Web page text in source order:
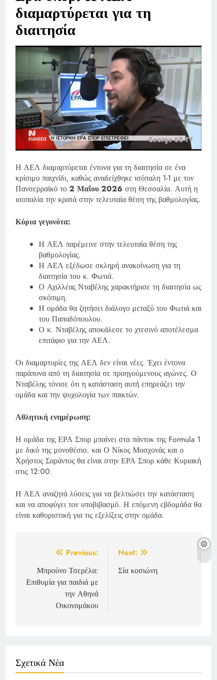
διαμαρτύρεται για τη
διαιτησία
Η ΑΕΛ διαμαρτύρεται έντονα για τη διαιτησία σε ένα
κρίσιμο παιχνίδι, καθώς αναδείχθηκε ισόπαλη 1-1 με τον
Πανσερραϊκό το 2 Μαΐου 2026 στη Θεσσαλία. Αυτή η
ισοπαλία την κρατά στην τελευταία θέση της βαθμολογίας.
Κύρια γεγονότα:
Η ΑΕΛ παρέμεινε στην τελευταία θέση της
βαθμολογίας.
Η ΑΕΛ εξέδωσε σκληρή ανακοίνωση για τη
διαιτησία του κ. Φωτιά.
Ο Αχιλλέας Νταβέλης χαρακτήρισε τη διαιτησία ως
σκόπιμη.
Η ομάδα θα ζητήσει διάλογο μεταξύ του Φωτιά και
του Παπαδόπουλου.
Ο κ. Νταβέλης αποκάλεσε το χτεσινό αποτέλεσμα
επιτάφιο για την ΑΕΛ.
Οι διαμαρτυρίες της ΑΕΛ δεν είναι νέες. Έχει έντονα
παράπονα από τη διαιτησία σε προηγούμενους αγώνες. Ο
Νταβέλης τόνισε ότι η κατάσταση αυτή επηρεάζει την
ομάδα και την ψυχολογία των παικτών.
Αθλητική ενημέρωση:
Η ομάδα της ΕΡΑ Σπορ μπαίνει στα πάντοκ της Formula 1
με δικό της μονοθέσιο. και Ο Νίκος Μοσχονάς και ο
Χρήστος Σαράντος θα είναι στην ΕΡΑ Σπορ κάθε Κυριακή
στις 12:00.
Η ΑΕΛ αναζητά λύσεις για να βελτιώσει την κατάσταση
και να αποφύγει τον υποβιβασμό. Η επόμενη εβδομάδα θα
είναι καθοριστική για τις εξελίξεις στην ομάδα.
navigation
Previous:
Μπρούνο Τσερέλα:
Επιθυμία για παιδιά με
την Αθηνά
Οικονομάκου
Next:
Σία κοσιώνη
Σχετικά Νέα